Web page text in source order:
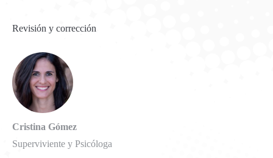
Revisión y corrección
Cristina Gómez
Superviviente y Psicóloga